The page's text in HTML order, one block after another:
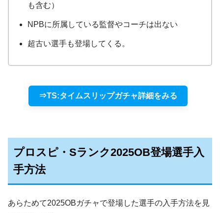
も含む）
NPBに所属している監督やコーチは出ない
超古い選手も登場してくる。
⇒TS:タイムスリップガチャ詳細をみる
プロスピ・Sランク2025OB登場選手入
手方法
あらためて2025OBガチャで登場した選手の入手方法を見